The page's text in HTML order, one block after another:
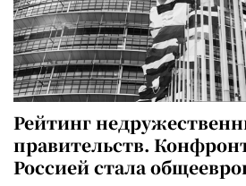
Рейтинг
правительств.
Россией стала